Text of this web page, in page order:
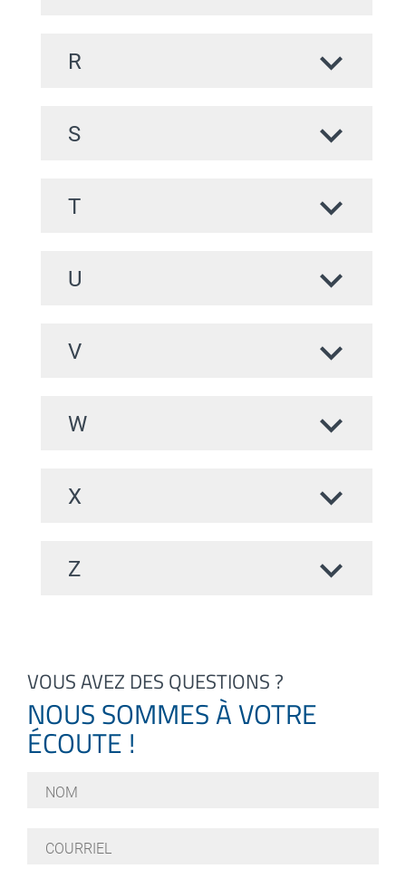
R
S
T
U
V
W
X
Z
VOUS AVEZ DES QUESTIONS ?
NOUS SOMMES À VOTRE
ÉCOUTE !